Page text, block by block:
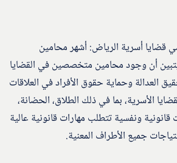
أسرية الرياض: أشهر محامين
لعام 2025″، يتبين أن وجود محامين متخصصين في القضايا
العدالة وحماية حقوق الأفراد في العلاقات
الأسرية، بما في ذلك الطلاق، الحضانة،
قانونية ونفسية تتطلب مهارات قانونية عالية
جميع الأطراف المعنية.